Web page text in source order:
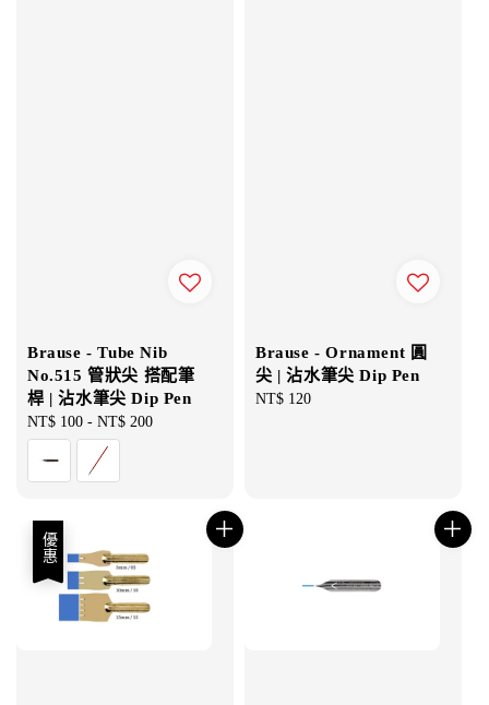
Brause - Tube Nib
No.515 管狀尖 搭配筆
桿 | 沾水筆尖 Dip Pen
Regular
price
NT$ 100 - NT$ 200
Brause - Ornament 圓
尖 | 沾水筆尖 Dip Pen
Regular
NT$ 120
優惠